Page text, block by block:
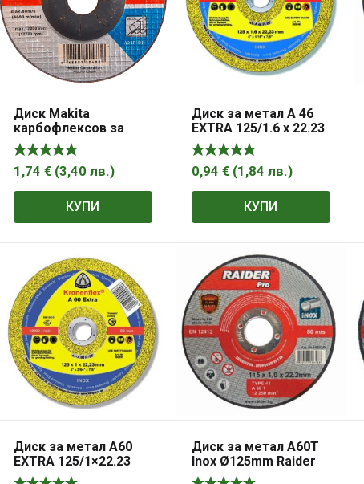
Диск Makita
карбофлексов за
шлайфане на метал
125×22.2×6 мм, D-
18465
1,74 € (3,40 лв.)
КУПИ
Диск за метал A 46
EXTRA 125/1.6 x 22.23
0,94 € (1,84 лв.)
КУПИ
Диск за метал А60
EXTRA 125/1×22.23
Диск за метал А60Т
Inox Ø125mm Raider